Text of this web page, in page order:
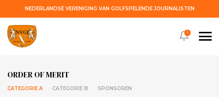
NEDERLANDSE VERENIGING VAN GOLFSPELENDE JOURNALISTEN
ORDER OF MERIT
CATEGORIE A CATEGORIE B SPONSOREN
!